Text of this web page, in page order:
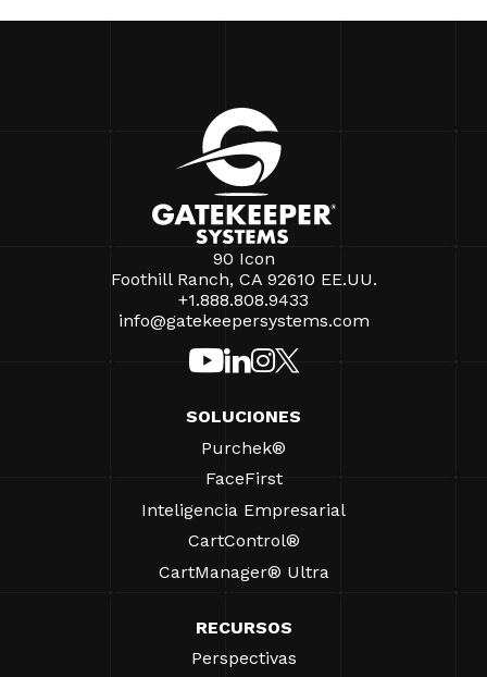
90 Icon
Foothill Ranch, CA 92610 EE.UU.
+1.888.808.9433
info@gatekeepersystems.com
SOLUCIONES
Purchek®
FaceFirst
Inteligencia Empresarial
CartControl®
CartManager® Ultra
RECURSOS
Perspectivas